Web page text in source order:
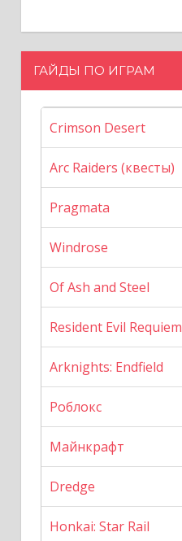
ГАЙДЫ ПО ИГРАМ
Crimson Desert
Arc Raiders (квесты)
Pragmata
Windrose
Of Ash and Steel
Resident Evil Requiem
Arknights: Endfield
Роблокс
Майнкрафт
Dredge
Honkai: Star Rail